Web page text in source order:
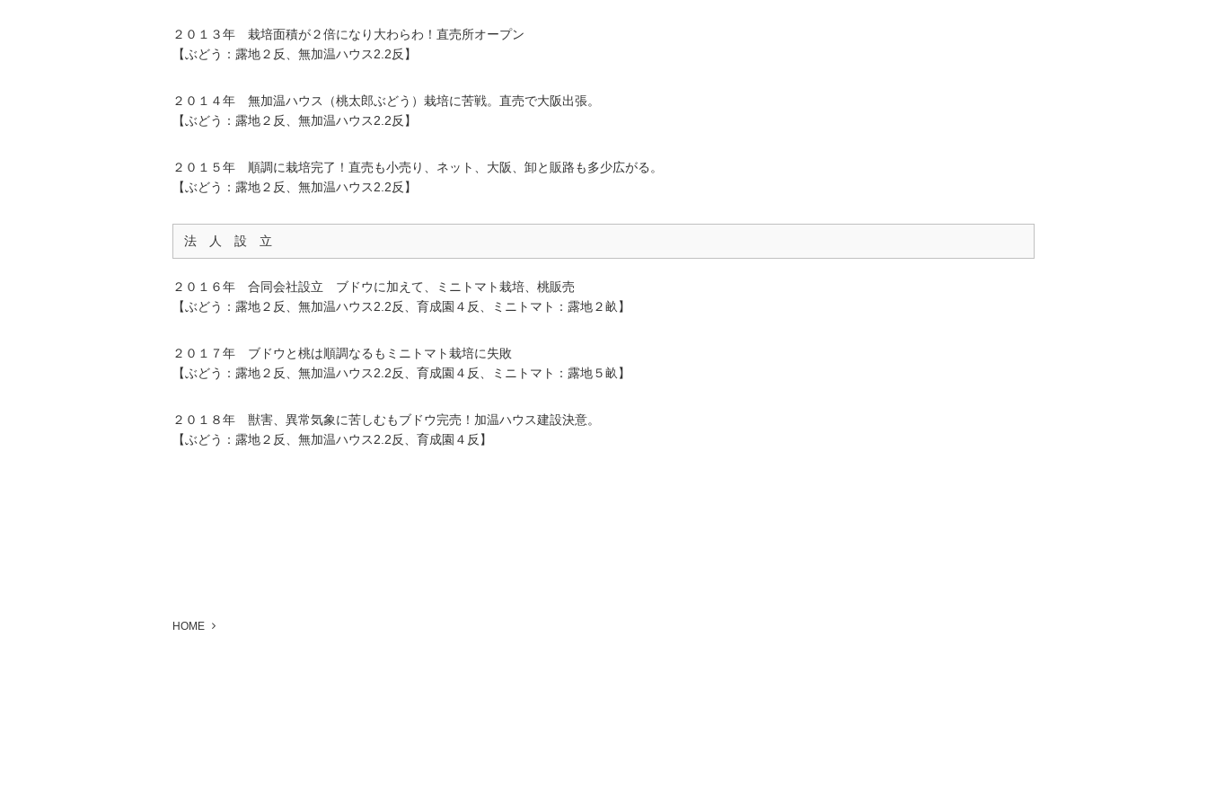
２０１３年 栽培面積が２倍になり大わらわ！直売所オープン
【ぶどう：露地２反、無加温ハウス2.2反】
２０１４年 無加温ハウス（桃太郎ぶどう）栽培に苦戦。直売で大阪出張。
【ぶどう：露地２反、無加温ハウス2.2反】
２０１５年 順調に栽培完了！直売も小売り、ネット、大阪、卸と販路も多少広がる。
【ぶどう：露地２反、無加温ハウス2.2反】
法 人 設 立
２０１６年 合同会社設立 ブドウに加えて、ミニトマト栽培、桃販売
【ぶどう：露地２反、無加温ハウス2.2反、育成園４反、ミニトマト：露地２畝】
２０１７年 ブドウと桃は順調なるもミニトマト栽培に失敗
【ぶどう：露地２反、無加温ハウス2.2反、育成園４反、ミニトマト：露地５畝】
２０１８年 獣害、異常気象に苦しむもブドウ完売！加温ハウス建設決意。
【ぶどう：露地２反、無加温ハウス2.2反、育成園４反】
HOME